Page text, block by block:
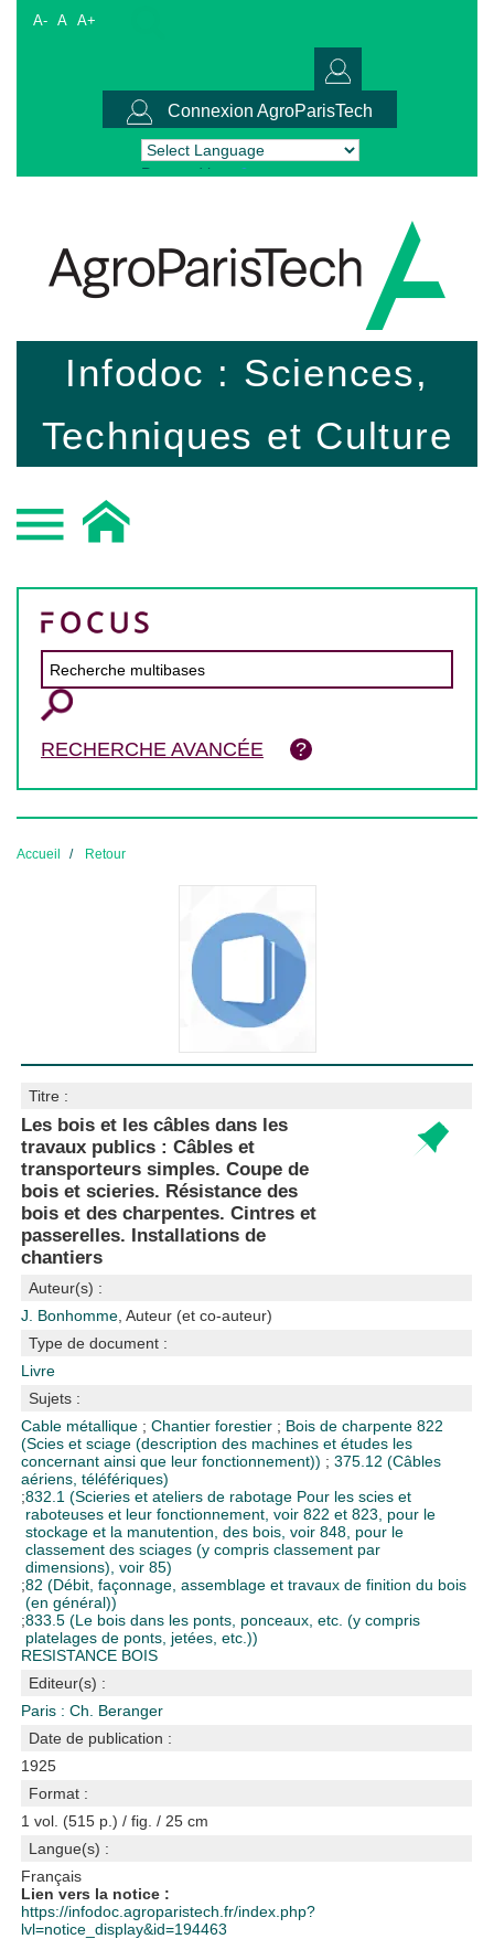
A- A A+
Connexion AgroParisTech
Powered by Translate
Infodoc : Sciences,
Techniques et Culture
RECHERCHE AVANCÉE
Accueil Retour
Titre :
Les bois et les câbles dans les
travaux publics : Câbles et
transporteurs simples. Coupe de
bois et scieries. Résistance des
bois et des charpentes. Cintres et
passerelles. Installations de
chantiers
Auteur(s) :
J. Bonhomme , Auteur (et co-auteur)
Type de document :
Livre
Sujets :
Cable métallique ;Chantier forestier ; Bois de charpente822
(Scies et sciage (description des machines et études les
concernant ainsi que leur fonctionnement)) ;375.12 (Câbles
aériens, téléfériques)
;832.1 (Scieries et ateliers de rabotage Pour les scies et
raboteuses et leur fonctionnement, voir 822 et 823, pour le
stockage et la manutention, des bois, voir 848, pour le
classement des sciages (y compris classement par
dimensions), voir 85)
;82 (Débit, façonnage, assemblage et travaux de finition du bois
(en général))
;833.5 (Le bois dans les ponts, ponceaux, etc. (y compris
platelages de ponts, jetées, etc.))
RESISTANCE BOIS
Editeur(s) :
Paris : Ch. Beranger
Date de publication :
1925
Format :
1 vol. (515 p.) / fig. / 25 cm
Langue(s) :
Français
Lien vers la notice :
https://infodoc.agroparistech.fr/index.php?
lvl=notice_display&id=194463